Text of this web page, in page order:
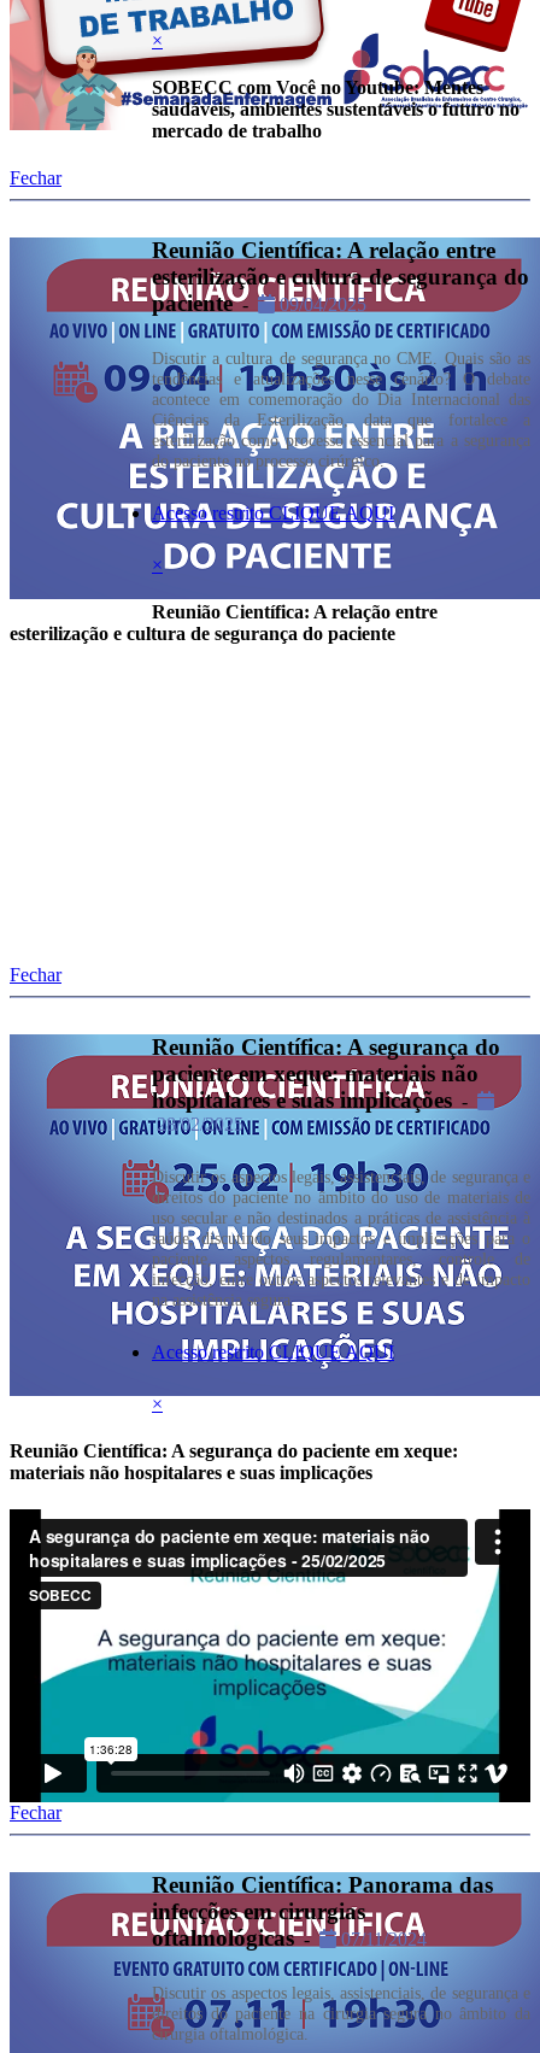
×
SOBECC com Você no Youtube: Mentes
saudáveis, ambientes sustentáveis o futuro no
mercado de trabalho
Fechar
Reunião Científica: A relação entre
esterilização e cultura de segurança do
paciente- 09/04/2025
Discutir a cultura de segurança no CME. Quais são as
tendências e atualizações nesse cenário? O debate
acontece em comemoração do Dia Internacional das
Ciências da Esterilização, data que fortalece a
esterilização como processo essencial para a segurança
do paciente no processo cirúrgico.
Acesso restrito CLIQUE AQUI
×
Reunião Científica: A relação entre
esterilização e cultura de segurança do paciente
Fechar
Reunião Científica: A segurança do
paciente em xeque: materiais não
hospitalares e suas implicações -
28/02/2025
Discutir os aspectos legais, assistenciais, de segurança e
direitos do paciente no âmbito do uso de materiais de
uso secular e não destinados a práticas de assistência à
saúde, discutindo seus impactos e implicações para o
paciente, aspectos regulamentares, controle de
infecção, entre outros aspectos relevantes e de impacto
na assistência segura.
Acesso restrito CLIQUE AQUI
×
Reunião Científica: A segurança do paciente em xeque:
materiais não hospitalares e suas implicações
Fechar
Reunião Científica: Panorama das
infecções em cirurgias
oftalmológicas- 07/11/2024
Discutir os aspectos legais, assistenciais, de segurança e
direitos do paciente na cirurgia segura no âmbito da
cirurgia oftalmológica.